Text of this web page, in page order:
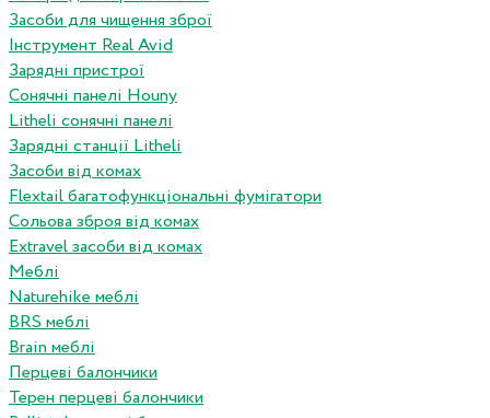
Засоби для чищення зброї
Інструмент Real Avid
Зарядні пристрої
Сонячні панелі Houny
Litheli сонячні панелі
Зарядні станції Litheli
Засоби від комах
Flextail багатофункціональні фумігатори
Сольова зброя від комах
Extravel засоби від комах
Меблі
Naturehike меблі
BRS меблі
Brain меблі
Перцеві балончики
Терен перцеві балончики